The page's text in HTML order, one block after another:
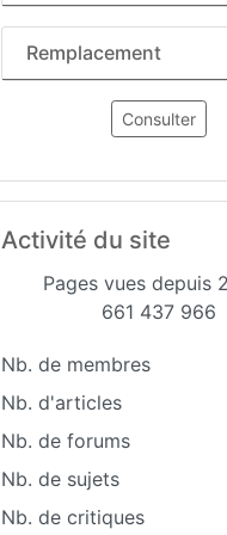
Remplacement
Consulter
Activité du site
Pages vues depuis
661 437 966
Nb. de membres
Nb. d'articles
Nb. de forums
Nb. de sujets
Nb. de critiques